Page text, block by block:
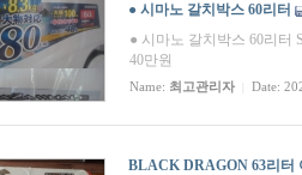
● 시마노 갈치박스 60리터
● 시마노 갈치박스 60리터
40만원
Name: 최고관리자 Date:
BLACK DRAGON 63리터